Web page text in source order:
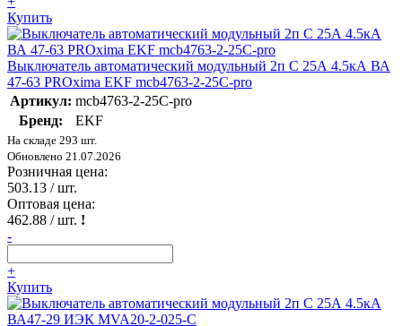
Купить
Выключатель автоматический модульный 2п C 25А 4.5кА ВА
47-63 PROxima EKF mcb4763-2-25C-pro
Артикул: mcb4763-2-25C-pro
Бренд:
EKF
На складе 293 шт.
Обновлено 21.07.2026
Розничная цена:
503.13 / шт.
Оптовая цена:
462.88 / шт. !
-
+
Купить